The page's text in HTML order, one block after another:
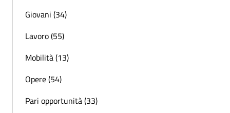
Giovani (34)
Lavoro (55)
Mobilità (13)
Opere (54)
Pari opportunità (33)